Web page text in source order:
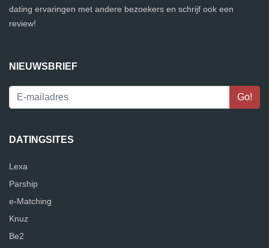
dating ervaringen met andere bezoekers en schrijf ook een
review!
NIEUWSBRIEF
DATINGSITES
Lexa
Parship
e-Matching
Knuz
Be2